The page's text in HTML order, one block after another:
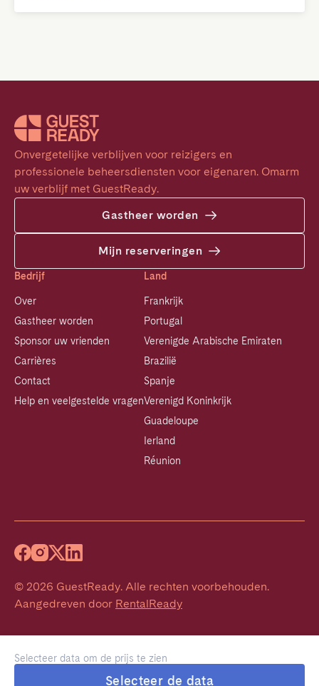
Selecteer data om de prijs te zien
Selecteer de data
Onvergetelijke verblijven voor reizigers en
professionele beheersdiensten voor eigenaren. Omarm
uw verblijf met GuestReady.
Gastheer worden
Mijn reserveringen
Bedrijf
Over
Gastheer worden
Sponsor uw vrienden
Carrières
Contact
Help en veelgestelde vragen
Land
Frankrijk
Portugal
Verenigde Arabische Emiraten
Brazilië
Spanje
Verenigd Koninkrijk
Guadeloupe
Ierland
Réunion
© 2026 GuestReady. Alle rechten voorbehouden.
Aangedreven door RentalReady